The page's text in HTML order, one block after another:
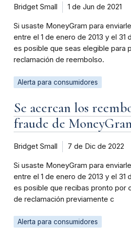
Bridget Small 1 de Jun de 2021
Si usaste MoneyGram para
entre el 1 de enero de 2013 y el 31
es posible que seas elegible para
reclamación de reembolso.
Alerta para consumidores
Se acercan los
fraude de
Bridget Small 7 de Dic de 2022
Si usaste MoneyGram para
entre el 1 de enero de 2013 y el 31
es posible que recibas pronto por
de reclamación previamente c
Alerta para consumidores